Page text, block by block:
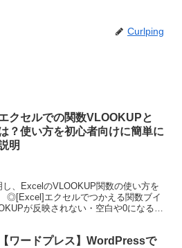
Curlping
クセルでの関数VLOOKUPと
？使い方を初心者向けに簡単に
明
、ExcelのVLOOKUP関数の使い方を
◎[Excel]エクセルでつかえる関数ブイ
が反映されない・空白や0になる原
【ワードプレス】WordPressで